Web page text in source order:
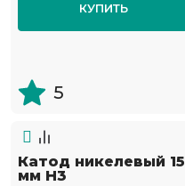
КУПИТЬ
5
Катод никелевый 15
мм Н3